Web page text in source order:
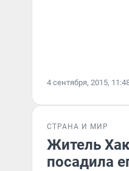
4 сентября, 2015,
СТРАНА И МИР
Житель
посадила